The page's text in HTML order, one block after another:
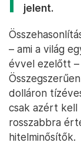
jelent.
– ami a világ
évvel ezelőtt
dolláron
csak azért kell
rosszabbra
hitelminősítők.